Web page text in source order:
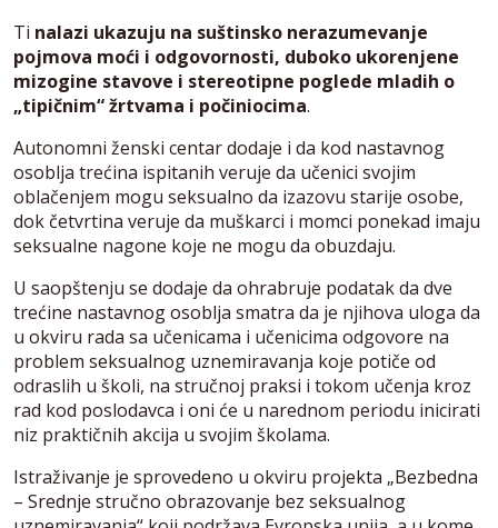
Ti nalazi ukazuju na suštinsko nerazumevanje
pojmova moći i odgovornosti, duboko ukorenjene
mizogine stavove i stereotipne poglede mladih o
„tipičnim“ žrtvama i počiniocima.
Autonomni ženski centar dodaje i da kod nastavnog
osoblja trećina ispitanih veruje da učenici svojim
oblačenjem mogu seksualno da izazovu starije osobe,
dok četvrtina veruje da muškarci i momci ponekad imaju
seksualne nagone koje ne mogu da obuzdaju.
U saopštenju se dodaje da ohrabruje podatak da dve
trećine nastavnog osoblja smatra da je njihova uloga da
u okviru rada sa učenicama i učenicima odgovore na
problem seksualnog uznemiravanja koje potiče od
odraslih u školi, na stručnoj praksi i tokom učenja kroz
rad kod poslodavca i oni će u narednom periodu inicirati
niz praktičnih akcija u svojim školama.
Istraživanje je sprovedeno u okviru projekta „Bezbedna
– Srednje stručno obrazovanje bez seksualnog